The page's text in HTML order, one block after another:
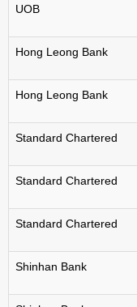
UOB
Hong Leong Bank
Hong Leong Bank
Standard Chartered
Standard Chartered
Standard Chartered
Shinhan Bank